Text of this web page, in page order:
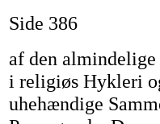
Side 386
af den
i religiøs Hykleri
uhehændige